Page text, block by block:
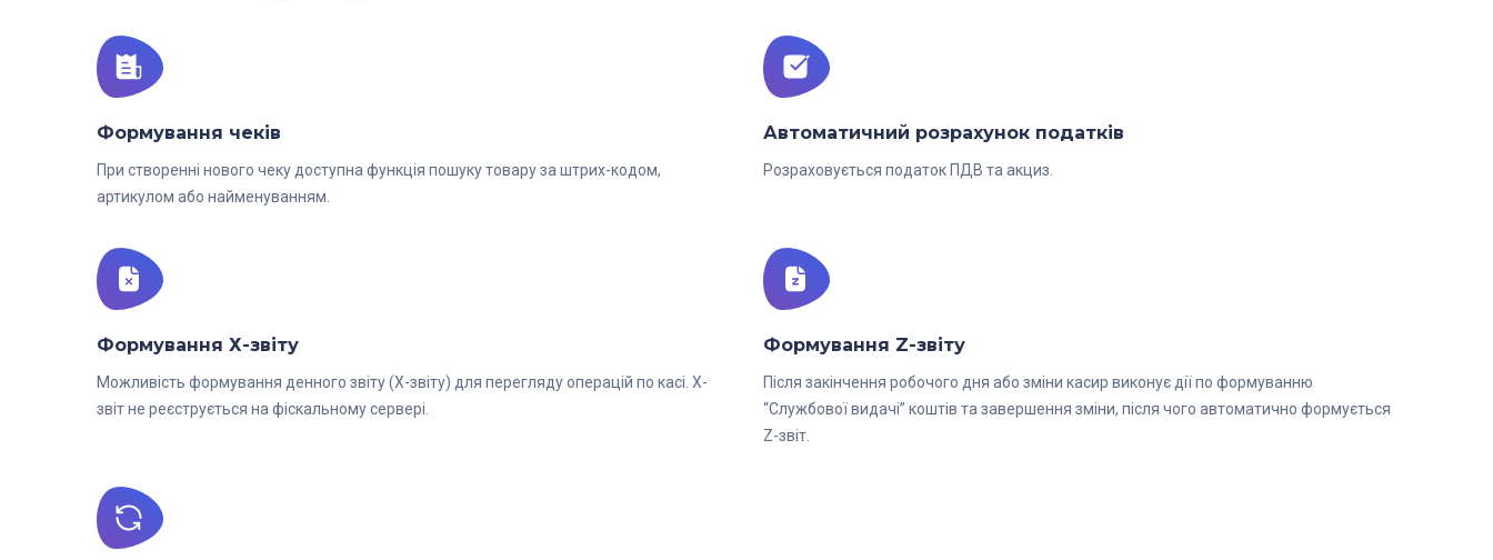
Формування чеків
При створенні нового чеку доступна функція пошуку товару за штрих-кодом,
артикулом або найменуванням.
Автоматичний розрахунок податків
Розраховується податок ПДВ та акциз.
Формування Х-звіту
Можливість формування денного звіту (Х-звіту) для перегляду операцій по касі. Х-
звіт не реєструється на фіскальному сервері.
Формування Z-звіту
Після закінчення робочого дня або зміни касир виконує дії по формуванню
“Службової видачі” коштів та завершення зміни, після чого автоматично формується
Z-звіт.